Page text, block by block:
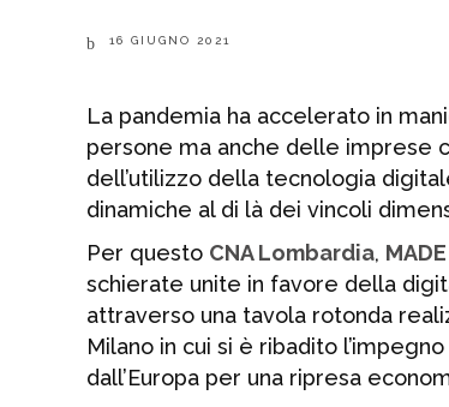
16 GIUGNO 2021
La pandemia ha accelerato in
persone ma anche delle imprese
dell’utilizzo della tecnologia
dinamiche al di là dei vincoli
Per questo CNA Lombardia,
schierate unite in favore della
attraverso una tavola rotonda
Milano in cui si è ribadito
dall’Europa per una ripresa